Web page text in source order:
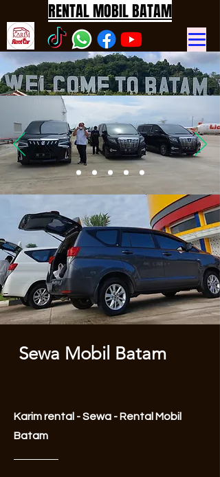
RENTAL MOBIL BATAM
Sewa Mobil Batam
Karim rental - Sewa - Rental Mobil
Batam